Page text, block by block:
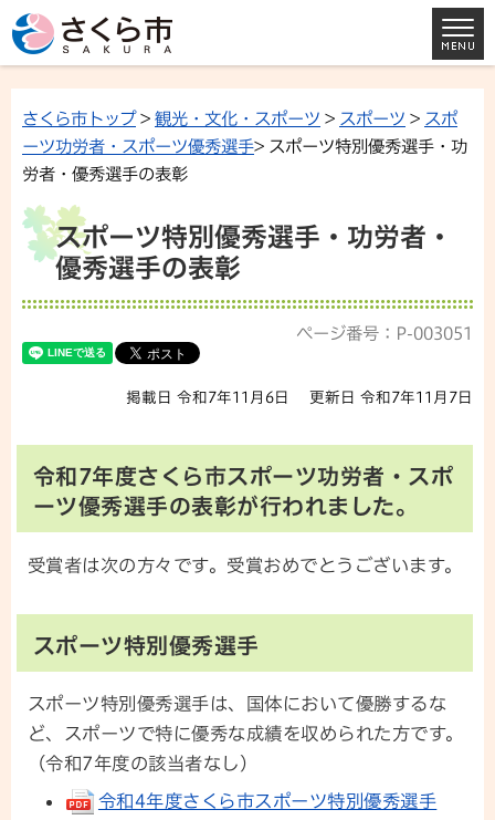
さくら市トップ> 観光・文化・スポーツ > スポーツ > スポ
ーツ功労者・スポーツ優秀選手> スポーツ特別優秀選手・功
労者・優秀選手の表彰
スポーツ特別優秀選手・功労者・
優秀選手の表彰
ページ番号：P-003051
掲載日 令和7年11月6日 更新日 令和7年11月7日
令和7年度さくら市スポーツ功労者・スポ
ーツ優秀選手の表彰が行われました。
受賞者は次の方々です。受賞おめでとうございます。
スポーツ特別優秀選手
スポーツ特別優秀選手は、国体において優勝するな
ど、スポーツで特に優秀な成績を収められた方です。
（令和7年度の該当者なし）
令和4年度さくら市スポーツ特別優秀選手